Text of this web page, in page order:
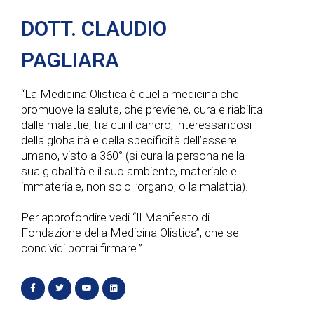
DOTT. CLAUDIO
PAGLIARA
“La Medicina Olistica è quella medicina che
promuove la salute, che previene, cura e riabilita
dalle malattie, tra cui il cancro, interessandosi
della globalità e della specificità dell’essere
umano, visto a 360° (si cura la persona nella
sua globalità e il suo ambiente, materiale e
immateriale, non solo l’organo, o la malattia).
Per approfondire vedi “Il Manifesto di
Fondazione della Medicina Olistica”, che se
condividi potrai firmare.”